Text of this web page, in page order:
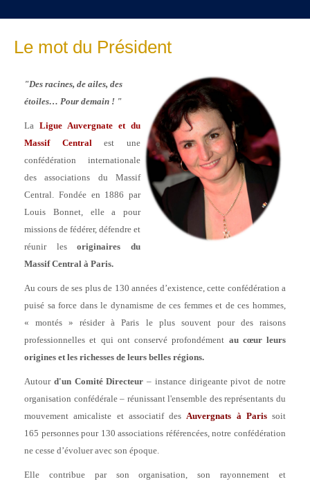
Le mot du Président
"Des racines, de ailes, des
étoiles… Pour demain ! "
La Ligue Auvergnate et du
Massif Centralest une
confédération internationale
des associations du Massif
Central. Fondée en 1886 par
Louis Bonnet, elle a pour
missions de fédérer, défendre et
réunir lesoriginaires du
Massif Central à Paris.
Au cours de ses plus de 130 années d’existence, cette confédération a
puisé sa force dans le dynamisme de ces femmes et de ces hommes,
« montés » résider à Paris le plus souvent pour des raisons
professionnelles et qui ont conservé profondément au cœur leurs
origines et les richesses de leurs belles régions.
Autour d'un Comité Directeur – instance dirigeante pivot de notre
organisation confédérale – réunissant l'ensemble des représentants du
mouvement amicaliste et associatif desAuvergnats à Parissoit
165 personnes pour 130 associations référencées, notre confédération
ne cesse d’évoluer avec son époque.
Elle contribue par son organisation, son rayonnement et